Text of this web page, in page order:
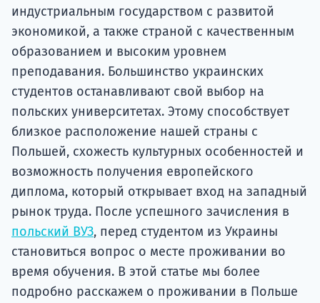
индустриальным государством с развитой
экономикой, а также страной с качественным
образованием и высоким уровнем
преподавания. Большинство украинских
студентов останавливают свой выбор на
польских университетах. Этому способствует
близкое расположение нашей страны с
Польшей, схожесть культурных особенностей и
возможность получения европейского
диплома, который открывает вход на западный
рынок труда. После успешного зачисления в
польский ВУЗ, перед студентом из Украины
становиться вопрос о месте проживании во
время обучения. В этой статье мы более
подробно расскажем о проживании в Польше